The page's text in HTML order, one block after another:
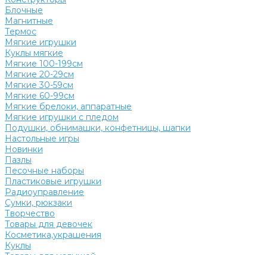
Блочные
Магнитные
Термос
Мягкие игрушки
Куклы мягкие
Мягкие 100-199см
Мягкие 20-29см
Мягкие 30-59см
Мягкие 60-99см
Мягкие брелоки, аппаратные
Мягкие игрушки с пледом
Подушки, обнимашки, конфетницы, шапки
Настольные игры
Новинки
Пазлы
Песочные наборы
Пластиковые игрушки
Радиоуправление
Сумки, рюкзаки
Творчество
Товары для девочек
Косметика,украшения
Куклы